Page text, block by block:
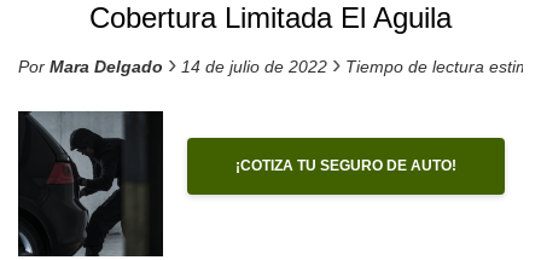
Cobertura Limitada El Aguila
Por Mara Delgado › 14 de julio de 2022 › Tiempo de lectura
¡COTIZA TU SEGURO DE AUTO!